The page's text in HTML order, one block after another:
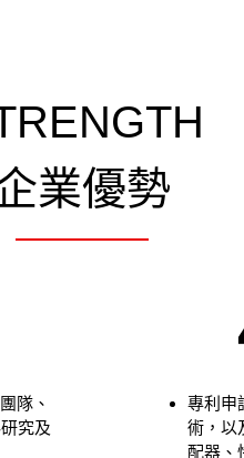
業優勢
隊、
究及
專利申
術，以
配器、